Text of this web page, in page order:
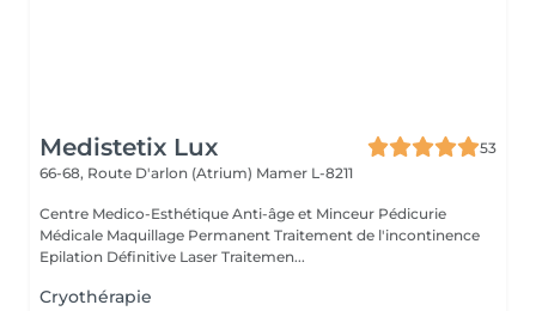
Medistetix Lux
53
66-68, Route D'arlon (Atrium) Mamer L-8211
Centre Medico-Esthétique Anti-âge et Minceur Pédicurie
Médicale Maquillage Permanent Traitement de l'incontinence
Epilation Définitive Laser Traitemen...
Cryothérapie